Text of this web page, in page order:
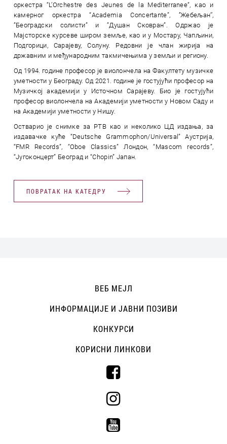
оркестра “L’Orchestre des Jeunes de la Mediterranee“, као и
камерног оркестра “Academia Concertante”, ’’Жебељан’’,
”Београдски солисти” и ”Душан Сковран”. Одржао је
Мајсторске курсеве широм земље, као и у Мостару, Чапљини,
Подгорици, Сарајеву, Солуну. Редовни је члан жирија на
државним и међународним такмичењима у земљи и региону.
Од 1994. године професор је виолончела на Факултету музичке
уметности у Београду. Од 2021. године је гостујући професор на
Музичкој академији у Источном Сарајеву. Био је гостујући
професор виолончела на Академији уметности у Новом Саду и
на Академији уметности у Нишу.
Остварио је снимке за РТВ као и неколико ЦД издања, за
издавачке куће “Deutsche Grammophon/Universal” Аустрија,
“FMR Records”, “Oboe Classics” Лондон, “Mascom records”,
“Југоконцерт” Београд и “Chopin” Јапан.
ПОВРАТАК НА КАТЕДРУ
ВЕБ МЕЈЛ
ИНФОРМАЦИЈЕ И ЈАВНИ ПОЗИВИ
КОНКУРСИ
КОРИСНИ ЛИНКОВИ